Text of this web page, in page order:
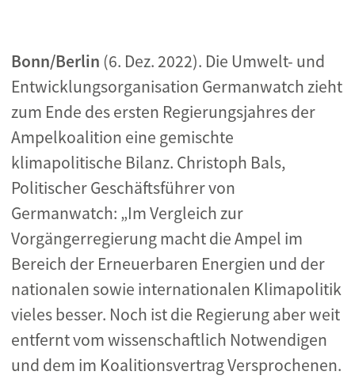
Bonn/Berlin (6. Dez. 2022). Die Umwelt- und
Entwicklungsorganisation Germanwatch zieht
zum Ende des ersten Regierungsjahres der
Ampelkoalition eine gemischte
klimapolitische Bilanz. Christoph Bals,
Politischer Geschäftsführer von
Germanwatch: „Im Vergleich zur
Vorgängerregierung macht die Ampel im
Bereich der Erneuerbaren Energien und der
nationalen sowie internationalen Klimapolitik
vieles besser. Noch ist die Regierung aber weit
entfernt vom wissenschaftlich Notwendigen
und dem im Koalitionsvertrag Versprochenen.